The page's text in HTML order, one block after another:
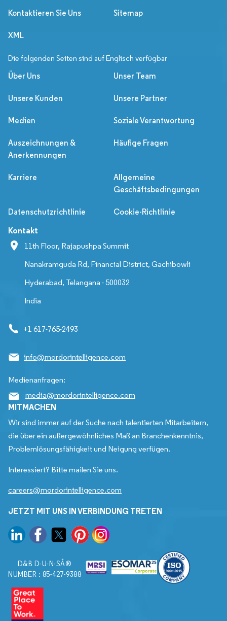
Kontaktieren Sie Uns Sitemap
XML
Die folgenden Seiten sind auf Englisch verfügbar
Über Uns Unser Team
Unsere Kunden Unsere Partner
Medien Soziale Verantwortung
Auszeichnungen &
Anerkennungen
Häufige Fragen
Karriere
Allgemeine
Geschäftsbedingungen
Datenschutzrichtlinie Cookie-Richtlinie
Kontakt
11th Floor, Rajapushpa Summit
Nanakramguda Rd, Financial District, Gachibowli
Hyderabad, Telangana - 500032
India
+1 617-765-2493
info@mordorintelligence.com
Medienanfragen:
media@mordorintelligence.com
MITMACHEN
Wir sind immer auf der Suche nach talentierten Mitarbeitern,
die über ein außergewöhnliches Maß an Branchenkenntnis,
Problemlösungsfähigkeit und Neigung verfügen.
Interessiert? Bitte mailen Sie uns.
careers@mordorintelligence.com
JETZT MIT UNS IN VERBINDUNG TRETEN
D&B D-U-N-SÂ®
NUMBER : 85-427-9388